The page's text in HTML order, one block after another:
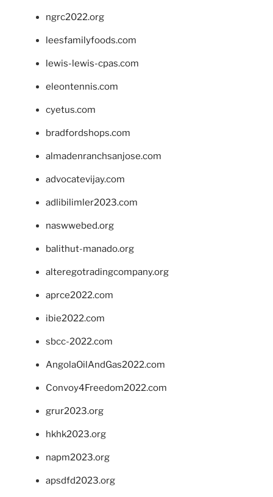
ngrc2022.org
leesfamilyfoods.com
lewis-lewis-cpas.com
eleontennis.com
cyetus.com
bradfordshops.com
almadenranchsanjose.com
advocatevijay.com
adlibilimler2023.com
naswwebed.org
balithut-manado.org
alteregotradingcompany.org
aprce2022.com
ibie2022.com
sbcc-2022.com
AngolaOilAndGas2022.com
Convoy4Freedom2022.com
grur2023.org
hkhk2023.org
napm2023.org
apsdfd2023.org